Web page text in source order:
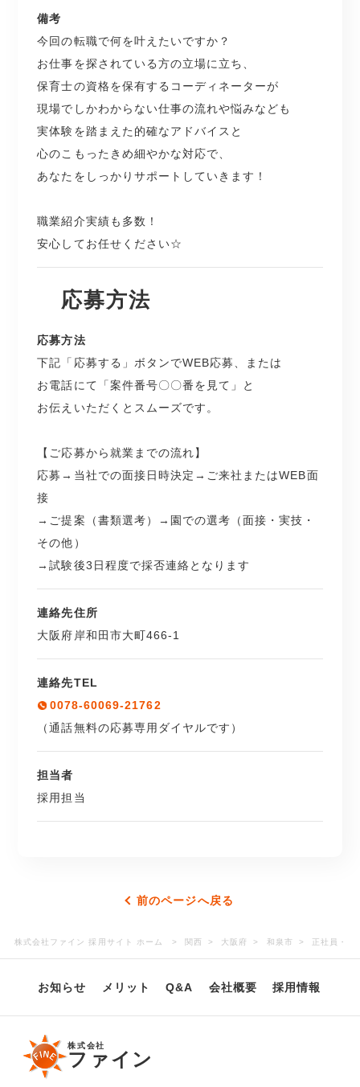
備考
今回の転職で何を叶えたいですか？
お仕事を探されている方の立場に立ち、
保育士の資格を保有するコーディネーターが
現場でしかわからない仕事の流れや悩みなども
実体験を踏まえた的確なアドバイスと
心のこもったきめ細やかな対応で、
あなたをしっかりサポートしていきます！
職業紹介実績も多数！
安心してお任せください☆
応募方法
応募方法
下記「応募する」ボタンでWEB応募、または
お電話にて「案件番号〇〇番を見て」と
お伝えいただくとスムーズです。
【ご応募から就業までの流れ】
応募→当社での面接日時決定→ご来社またはWEB面
接
→ご提案（書類選考）→園での選考（面接・実技・
その他）
→試験後3日程度で採否連絡となります
連絡先住所
大阪府岸和田市大町466-1
連絡先TEL
0078-60069-21762
（通話無料の応募専用ダイヤルです）
担当者
採用担当
前のページへ戻る
株式会社ファイン 採用サイト ホーム 関西 大阪府 和泉市 正社員・
お知らせ メリット Q&A 会社概要 採用情報
株式会社
ファイン